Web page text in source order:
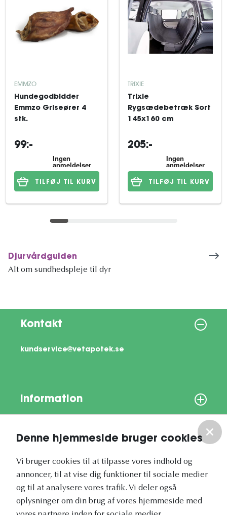
Denne hjemmeside bruger cookies
Vi bruger cookies til at tilpasse vores indhold og
annoncer, til at vise dig funktioner til sociale medier
og til at analysere vores trafik. Vi deler også
oplysninger om din brug af vores hjemmeside med
EMMZO
Hundegodbidder
Emmzo Griseører 4
stk.
99:-
TILFØJ TIL KURV
TRIXIE
Trixie
Rygsædebetræk Sort
145x160 cm
205:-
TILFØJ TIL KURV
Djurvårdguiden
Alt om sundhedspleje til dyr
Kontakt
kundservice@vetapotek.se
Information
Vores nyhedsbrev